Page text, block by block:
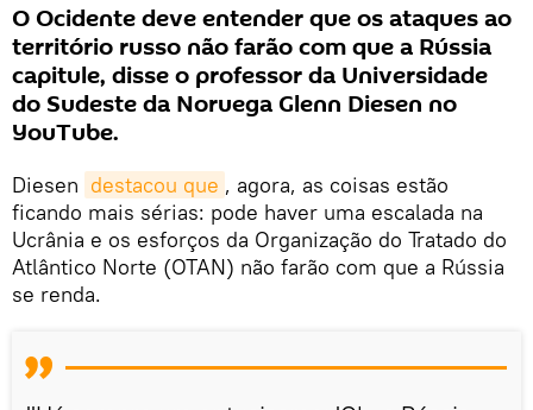
O Ocidente deve entender que os ataques ao
território russo não farão com que a Rússia
capitule, disse o professor da Universidade
do Sudeste da Noruega Glenn Diesen no
YouTube.
Diesen destacou que , agora, as coisas estão
ficando mais sérias: pode haver uma escalada na
Ucrânia e os esforços da Organização do Tratado do
Atlântico Norte (OTAN) não farão com que a Rússia
se renda.